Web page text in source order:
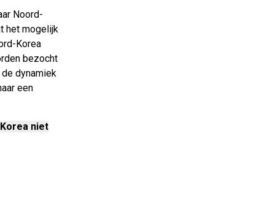
Noord-
het mogelijk
Korea
bezocht
dynamiek
een
niet